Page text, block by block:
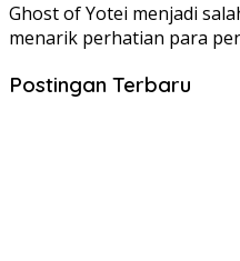
Ghost of Yotei menjadi
menarik perhatian para
Postingan Terbaru